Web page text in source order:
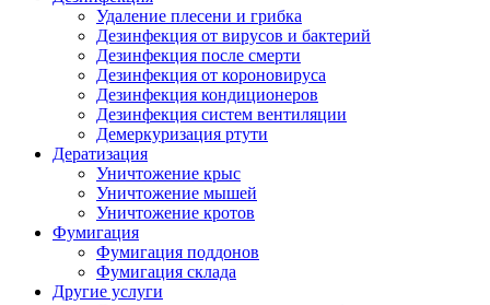
Удаление плесени и грибка
Дезинфекция от вирусов и бактерий
Дезинфекция после смерти
Дезинфекция от короновируса
Дезинфекция кондиционеров
Дезинфекция систем вентиляции
Демеркуризация ртути
Дератизация
Уничтожение крыс
Уничтожение мышей
Уничтожение кротов
Фумигация
Фумигация поддонов
Фумигация склада
Другие услуги